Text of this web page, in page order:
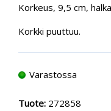
Korkeus, 9,5 cm,
Korkki puuttuu.
Varastossa
Tuote: 272858